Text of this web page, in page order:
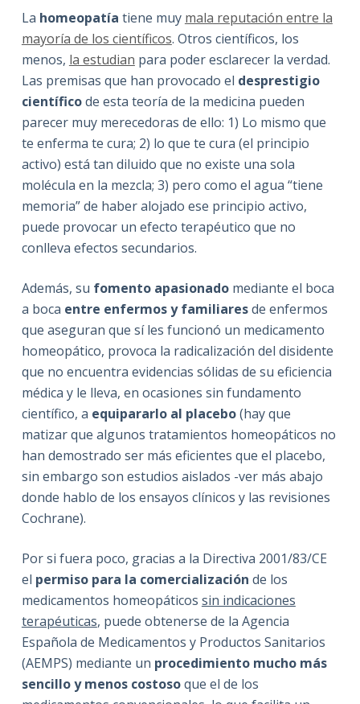
La homeopatía tiene muy mala reputación entre la
mayoría de los científicos. Otros científicos, los
menos, la estudian para poder esclarecer la verdad.
Las premisas que han provocado el desprestigio
científicode esta teoría de la medicina pueden
parecer muy merecedoras de ello: 1) Lo mismo que
te enferma te cura; 2) lo que te cura (el principio
activo) está tan diluido que no existe una sola
molécula en la mezcla; 3) pero como el agua “tiene
memoria” de haber alojado ese principio activo,
puede provocar un efecto terapéutico que no
conlleva efectos secundarios.
Además, su fomento apasionadomediante el boca
a boca entre enfermos y familiaresde enfermos
que aseguran que sí les funcionó un medicamento
homeopático, provoca la radicalización del disidente
que no encuentra evidencias sólidas de su eficiencia
médica y le lleva, en ocasiones sin fundamento
científico, a equipararlo al placebo(hay que
matizar que algunos tratamientos homeopáticos no
han demostrado ser más eficientes que el placebo,
sin embargo son estudios aislados -ver más abajo
donde hablo de los ensayos clínicos y las revisiones
Cochrane).
Por si fuera poco, gracias a la Directiva 2001/83/CE
el permiso para la comercialización de los
medicamentos homeopáticos sin indicaciones
terapéuticas, puede obtenerse de la Agencia
Española de Medicamentos y Productos Sanitarios
(AEMPS) mediante un procedimiento mucho más
sencillo y menos costosoque el de los